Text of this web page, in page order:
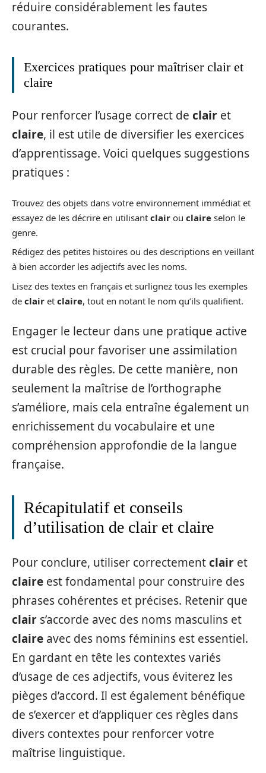
réduire considérablement les fautes
courantes.
Exercices pratiques pour maîtriser clair et
claire
Pour renforcer l’usage correct de clair et
claire, il est utile de diversifier les exercices
d’apprentissage. Voici quelques suggestions
pratiques :
Trouvez des objets dans votre environnement immédiat et
essayez de les décrire en utilisant clair ou claire selon le
genre.
Rédigez des petites histoires ou des descriptions en veillant
à bien accorder les adjectifs avec les noms.
Lisez des textes en français et surlignez tous les exemples
de clair et claire, tout en notant le nom qu’ils qualifient.
Engager le lecteur dans une pratique active
est crucial pour favoriser une assimilation
durable des règles. De cette manière, non
seulement la maîtrise de l’orthographe
s’améliore, mais cela entraîne également un
enrichissement du vocabulaire et une
compréhension approfondie de la langue
française.
Récapitulatif et conseils
d’utilisation de clair et claire
Pour conclure, utiliser correctementclair et
claire est fondamental pour construire des
phrases cohérentes et précises. Retenir que
clair s’accorde avec des noms masculins et
claire avec des noms féminins est essentiel.
En gardant en tête les contextes variés
d’usage de ces adjectifs, vous éviterez les
pièges d’accord. Il est également bénéfique
de s’exercer et d’appliquer ces règles dans
divers contextes pour renforcer votre
maîtrise linguistique.